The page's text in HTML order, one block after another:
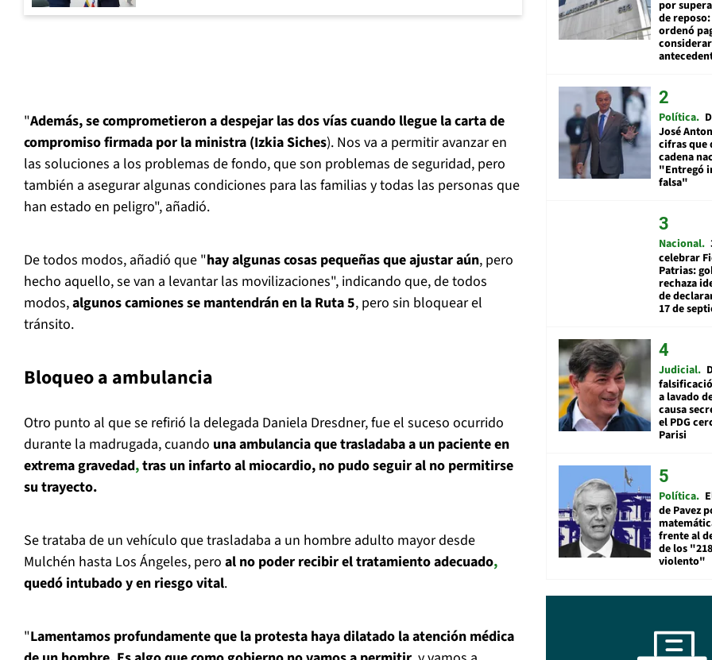
"Además, se comprometieron a despejar las dos vías cuando llegue la carta de
compromiso firmada por la ministra (Izkia Siches). Nos va a permitir avanzar en
las soluciones a los problemas de fondo, que son problemas de seguridad, pero
también a asegurar algunas condiciones para las familias y todas las personas que
han estado en peligro", añadió.
De todos modos, añadió que "hay algunas cosas pequeñas que ajustar aún, pero
hecho aquello, se van a levantar las movilizaciones", indicando que, de todos
modos,algunos camiones se mantendrán en la Ruta 5, pero sin bloquear el
tránsito.
Bloqueo a ambulancia
Otro punto al que se refirió la delegada Daniela Dresdner, fue el suceso ocurrido
durante la madrugada, cuando una ambulancia que trasladaba a un paciente en
extrema gravedad,tras un infarto al miocardio, no pudo seguir al no permitirse
su trayecto.
Se trataba de un vehículo que trasladaba a un hombre adulto mayor desde
Mulchén hasta Los Ángeles, pero al no poder recibir el tratamiento adecuado,
quedó intubado y en riesgo vital.
"Lamentamos profundamente que la protesta haya dilatado la atención médica
por
de
ordenó
Política
José
cifras que
cadena
"Entregó
falsa"
Nacional
celebrar
Patrias:
rechaza
de
17 de
Judicial
a lavado
causa
el PDG
Parisi
Política
de Pavez
frente al
de los
violento"